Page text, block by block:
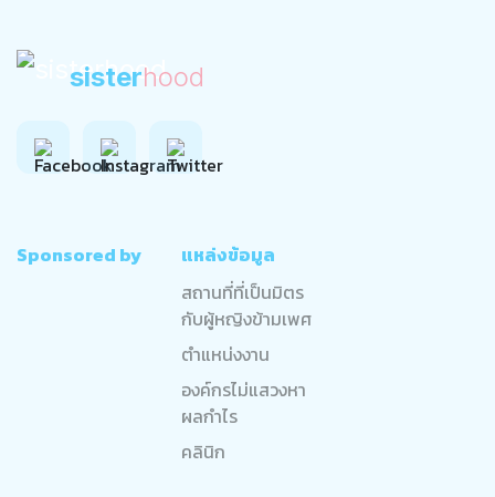
sisterhood
Sponsored by
แหล่งข้อมูล
สถานที่ที่เป็นมิตร
กับผู้หญิงข้ามเพศ
ตำแหน่งงาน
องค์กรไม่แสวงหา
ผลกำไร
คลินิก